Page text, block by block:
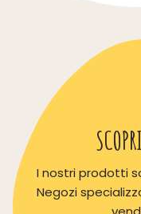
I nostri prodotti
Negozi